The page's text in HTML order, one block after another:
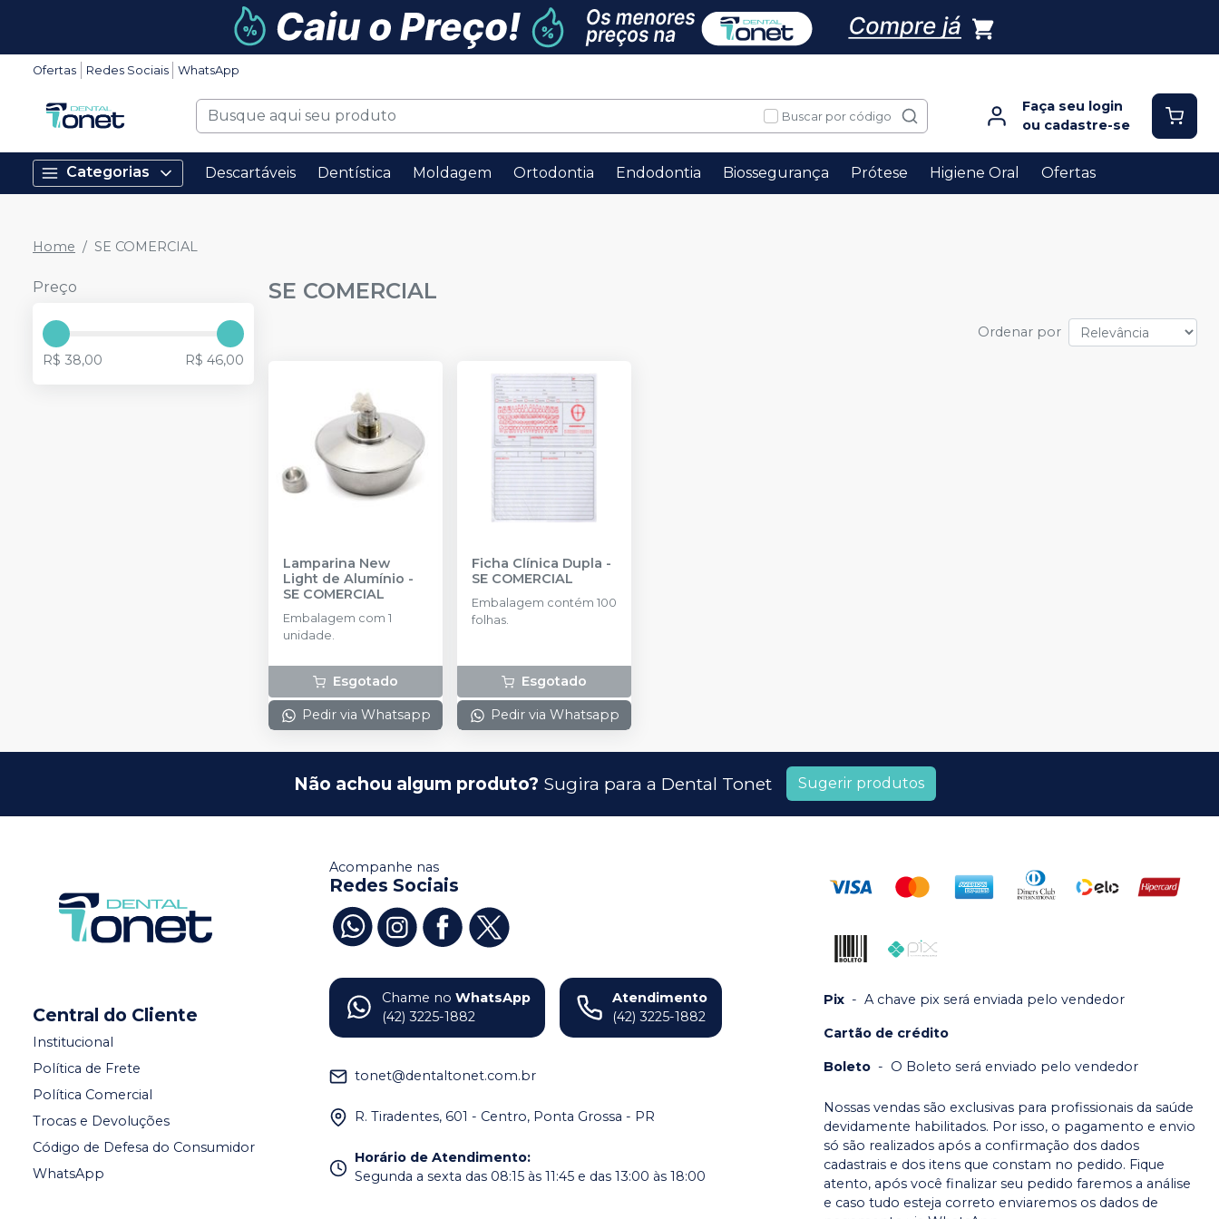
Ofertas Redes Sociais WhatsApp
Buscar por código
Faça seu login
ou cadastre-se
Categorias Descartáveis Dentística Moldagem Ortodontia Endodontia Biossegurança Prótese Higiene Oral Ofertas
Home SE COMERCIAL
Preço
R$ 38,00 R$ 46,00
SE COMERCIAL
Ordenar por
Lamparina New
Light de Alumínio -
SE COMERCIAL
Embalagem com 1
unidade.
Esgotado
Pedir via Whatsapp
Ficha Clínica Dupla -
SE COMERCIAL
Embalagem contém 100
folhas.
Esgotado
Pedir via Whatsapp
Não achou algum produto? Sugira para a Dental Tonet Sugerir produtos
Central do Cliente
Institucional
Política de Frete
Política Comercial
Trocas e Devoluções
Código de Defesa do Consumidor
WhatsApp
Acompanhe nas
Redes Sociais
Chame no WhatsApp
(42) 3225-1882
Atendimento
(42) 3225-1882
tonet@dentaltonet.com.br
R. Tiradentes, 601 - Centro, Ponta Grossa - PR
Horário de Atendimento:
Segunda a sexta das 08:15 às 11:45 e das 13:00 às 18:00
Pix - A chave pix será enviada pelo vendedor
Cartão de crédito
Boleto - O Boleto será enviado pelo vendedor
Nossas vendas são exclusivas para profissionais da saúde
devidamente habilitados. Por isso, o pagamento e envio
só são realizados após a confirmação dos dados
cadastrais e dos itens que constam no pedido. Fique
atento, após você finalizar seu pedido faremos a análise
e caso tudo esteja correto enviaremos os dados de